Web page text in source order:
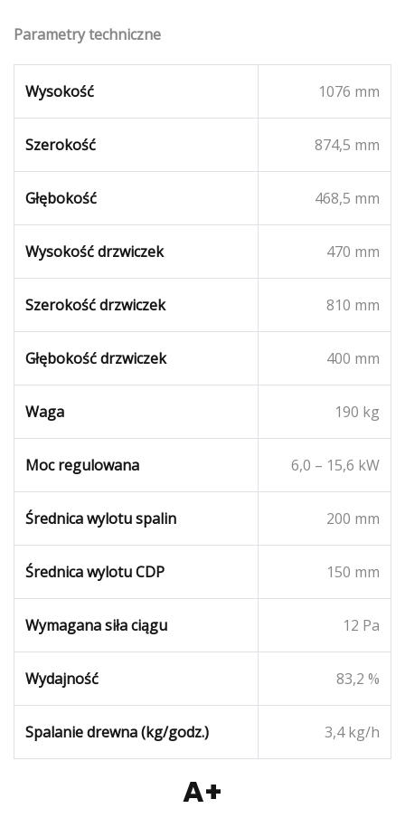
Parametry techniczne
Wysokość 1076 mm
Szerokość 874,5 mm
Głębokość 468,5 mm
Wysokość drzwiczek 470 mm
Szerokość drzwiczek 810 mm
Głębokość drzwiczek 400 mm
Waga 190 kg
Moc regulowana 6,0 – 15,6 kW
Średnica wylotu spalin 200 mm
Średnica wylotu CDP 150 mm
Wymagana siła ciągu 12 Pa
Wydajność 83,2 %
Spalanie drewna (kg/godz.) 3,4 kg/h
A+